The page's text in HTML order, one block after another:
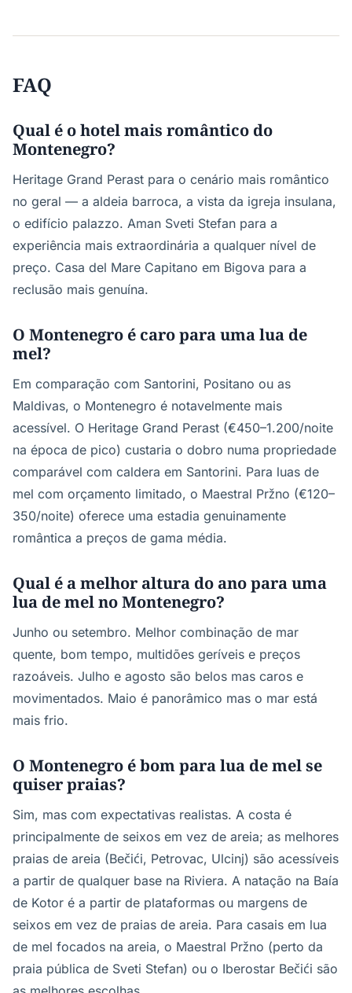
FAQ
Qual é o hotel mais romântico do
Montenegro?
Heritage Grand Perast para o cenário mais romântico
no geral — a aldeia barroca, a vista da igreja insulana,
o edifício palazzo. Aman Sveti Stefan para a
experiência mais extraordinária a qualquer nível de
preço. Casa del Mare Capitano em Bigova para a
reclusão mais genuína.
O Montenegro é caro para uma lua de
mel?
Em comparação com Santorini, Positano ou as
Maldivas, o Montenegro é notavelmente mais
acessível. O Heritage Grand Perast (€450–1.200/noite
na época de pico) custaria o dobro numa propriedade
comparável com caldera em Santorini. Para luas de
mel com orçamento limitado, o Maestral Pržno (€120–
350/noite) oferece uma estadia genuinamente
romântica a preços de gama média.
Qual é a melhor altura do ano para uma
lua de mel no Montenegro?
Junho ou setembro. Melhor combinação de mar
quente, bom tempo, multidões geríveis e preços
razoáveis. Julho e agosto são belos mas caros e
movimentados. Maio é panorâmico mas o mar está
mais frio.
O Montenegro é bom para lua de mel se
quiser praias?
Sim, mas com expectativas realistas. A costa é
principalmente de seixos em vez de areia; as melhores
praias de areia (Bečići, Petrovac, Ulcinj) são acessíveis
a partir de qualquer base na Riviera. A natação na Baía
de Kotor é a partir de plataformas ou margens de
seixos em vez de praias de areia. Para casais em lua
de mel focados na areia, o Maestral Pržno (perto da
praia pública de Sveti Stefan) ou o Iberostar Bečići são